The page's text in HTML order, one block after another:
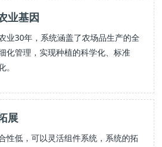
业基因
业30年，系统涵盖了农场品生产的全
化管理，实现种植的科学化、标准
。
展
性低，可以灵活组件系统，系统的拓